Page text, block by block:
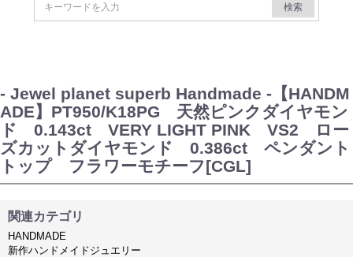
検索
- Jewel planet superb Handmade -【HANDM
ADE】PT950/K18PG 天然ピンクダイヤモン
ド 0.143ct VERY LIGHT PINK VS2 ロー
ズカットダイヤモンド 0.386ct ペンダント
トップ フラワーモチーフ[CGL]
関連カテゴリ
HANDMADE
新作ハンドメイドジュエリー